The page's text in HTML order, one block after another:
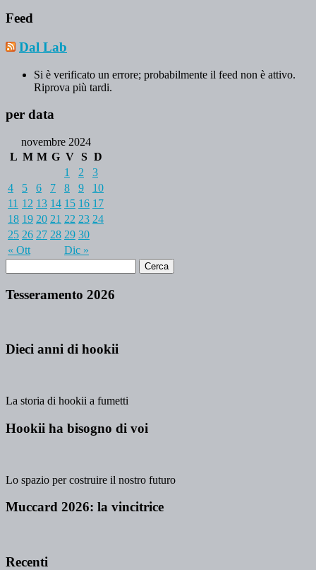
Feed
Dal Lab
Si è verificato un errore; probabilmente il feed non è attivo.
Riprova più tardi.
per data
novembre 2024
L M M G V S D
« Ott Dic »
1 2
3
4
5 6 7 8 9
10
11 12 13 14 15 16 17
18 19 20 21 22 23 24
25 26 27 28 29 30
Tesseramento 2026
Dieci anni di hookii
La storia di hookii a fumetti
Hookii ha bisogno di voi
Lo spazio per costruire il nostro futuro
Muccard 2026: la vincitrice
Recenti